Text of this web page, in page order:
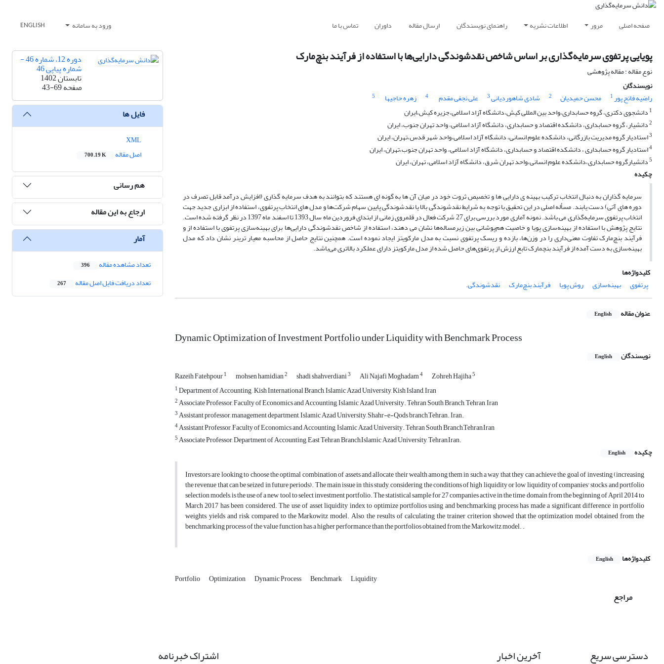
صفحه اصلی مرور اطلاعات نشریه راهنمای نویسندگان ارسال مقاله داوران تماس با ما ورود به سامانه ENGLISH
پویایی پرتفوی سرمایه‌گذاری بر اساس شاخص نقدشوندگی دارایی‌ها با استفاده از فرآیند ‏بنچ‌مارک
نوع مقاله : مقاله پژوهشی
نویسندگان
راضیه فاتح پور1 محسن حمیدیان 2 شادی شاهوردیانی3 علی نجفی مقدم 4 زهره حاجیها
5
1 دانشجوی دکتری، گروه حسابداری،واحد بین المللی کیش،دانشگاه آزاد اسلامی،جزیره کیش،ایران
2دانشیار، گروه حسابداری، دانشکده اقتصاد و حسابداری، دانشگاه آزاد اسلامی، واحد تهران جنوب، ایران
3استادیار گروه مدیریت بازرگانی، دانشکده علوم انسانی، دانشگاه آزاد اسلامی،واحد شهر قدس،تهران، ایران
4استادیار گروه حسابداری ، دانشکده اقتصاد و حسابداری، دانشگاه آزاد اسلامی،, واحد تهران جنوب،تهران، ایران
5دانشیارگروه حسابداری،دانشکده علوم انسانی،واحد تهران شرق، دانشگاه آزاد اسلامی، تهران، ایران
چکیده
سرمایه گذاران به دنبال انتخاب ترکیب بهینه ی دارایی ها و تخصیص ثروت خود در میان آن ها به گونه ای هستند ‏که بتوانند به هدف سرمایه گذاری (افزایش درآمد قابل تصرف در
دوره های آتی) دست یابند. مسأله اصلی در این ‏تحقیق با توجه به شرایط نقدشوندگی بالا یا نقدشوندگی پایین سهام شرکت‌ها و مدل های انتخاب پرتفوی، استفاده ‏از ابزاری جدید جهت
نتایج‎ ‎پژوهش با ‏استفاده از بهینه‌سازی پویا و خاصیت هم‌پوشانی بین زیرمساله‌ها‏ نشان می دهند، استفاده از شاخص نقدشوندگی ‏دارایی‌ها برای بهینه‌سازی پرتفوی با استفاده از و
فرآیند بنچ‌مارک تفاوت معنی‌داری را در وزن‌ها، بازده و ریسک ‏پرتفوی نسبت به مدل مارکویتز ایجاد نموده است. همچنین نتایج حاصل از محاسبه معیار ترینر نشان داد که مدل
‏بهینه‌سازی به دست آمده از فرآیند بنچمارک تابع ارزش از پرتفوی‌های حاصل شده از مدل مارکویتز دارای عملکرد ‏بالاتری می‌باشد. ‏
کلیدواژه‌ها
پرتفوی
بهینه‌سازی روش پویا فرآیند بنچ‌مارک نقدشوندگی.‏
عنوان مقاله English
Dynamic Optimization of Investment Portfolio under Liquidity with Benchmark Process
نویسندگان English
Razeih Fatehpour1 mohsen hamidian2 shadi shahverdiani3 Ali Najafi Moghadam4 Zohreh Hajiha5
1Department of Accounting , Kish International Branch, Islamic Azad University, Kish Island, Iran
2Associate Professor, Faculty of Economics and Accounting, Islamic Azad University. Tehran South Branch, Tehran, Iran
3Assistant professor, management department, Islamic Azad University, Shahr-e-Qods branch,Tehran. Iran.
4Assistant Professor, Faculty of Economics and Accounting, Islamic Azad University. Tehran South Branch,Tehran,Iran
5Associate Professor, Department of Accounting, East Tehran Branch,Islamic Azad University, Tehran,Iran.
چکیده
English
Investors are looking to choose the optimal combination of assets and allocate their wealth among them in such a way that they can achieve the goal of investing (increasing
the revenue that can be seized in future periods). The main issue in this study, considering the conditions of high liquidity or low liquidity of companies' stocks and portfolio
selection models, is the use of a new tool to select investment portfolio. The statistical sample for 27 companies active in the time domain from the beginning of April 2014 to
March 2017 has been considered. The use of asset liquidity index to optimize portfolios using and benchmarking process has made a significant difference in portfolio
weights, yields and risk compared to the Markowitz model. Also, the results of calculating the trainer criterion showed that the optimization model obtained from the
benchmarking process of the value function has a higher performance than the portfolios obtained from the Markowitz model. .
کلیدواژه‌ها English
Portfolio Optimization Dynamic Process Benchmark Liquidity
مراجع
دوره 12، شماره 46 -
شماره پیاپی 46
تابستان 1402
صفحه43-69
فایل ها
اصل مقاله
700.19 K
هم رسانی
ارجاع به این مقاله
آمار
تعداد مشاهده مقاله 396
تعداد دریافت فایل اصل مقاله 267
دسترسی سریع آخرین اخبار اشتراک خبرنامه